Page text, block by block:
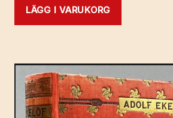
LÄGG I VARUKORG